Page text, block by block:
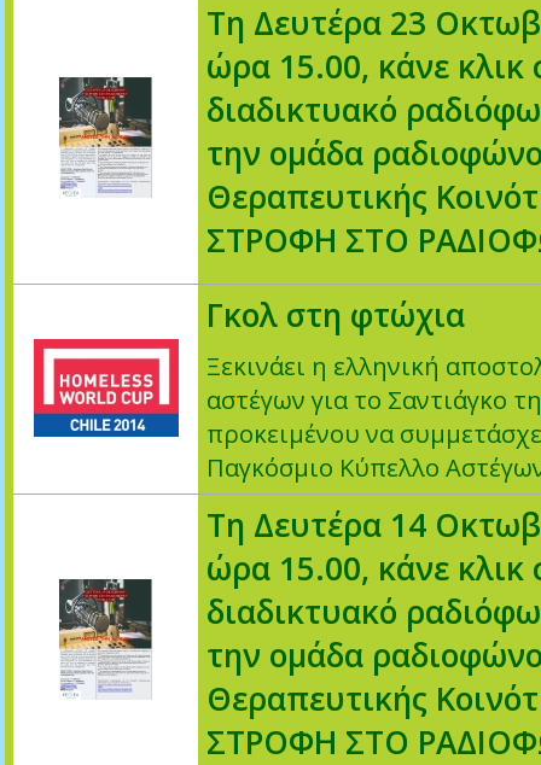
Τη Δευτέρα 23
ώρα 15.00, κάνε κλικ
διαδικτυακό
την ομάδα
Θεραπευτικής
ΣΤΡΟΦΗ ΣΤΟ
Γκολ στη φτώχια
Ξεκινάει η ελληνική
αστέγων για το Σαντιάγκο
προκειμένου να
Παγκόσμιο Κύπελλο
Τη Δευτέρα 14
ώρα 15.00, κάνε κλικ
διαδικτυακό
την ομάδα
Θεραπευτικής
ΣΤΡΟΦΗ ΣΤΟ